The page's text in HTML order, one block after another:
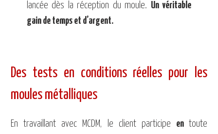
lancée dès la réception du moule. Un véritable
gain de temps et d’argent.
Des tests en conditions réelles pour les
moules métalliques
En travaillant avec MCDM, le client participe en toute